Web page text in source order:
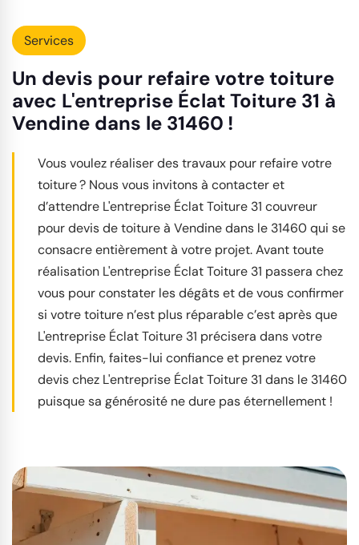
Services
Un devis pour refaire votre toiture
avec L'entreprise Éclat Toiture 31 à
Vendine dans le 31460 !
Vous voulez réaliser des travaux pour refaire votre
toiture ? Nous vous invitons à contacter et
d’attendre L'entreprise Éclat Toiture 31 couvreur
pour devis de toiture à Vendine dans le 31460 qui se
consacre entièrement à votre projet. Avant toute
réalisation L'entreprise Éclat Toiture 31 passera chez
vous pour constater les dégâts et de vous confirmer
si votre toiture n’est plus réparable c’est après que
L'entreprise Éclat Toiture 31 précisera dans votre
devis. Enfin, faites-lui confiance et prenez votre
devis chez L'entreprise Éclat Toiture 31 dans le 31460
puisque sa générosité ne dure pas éternellement !